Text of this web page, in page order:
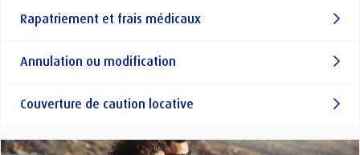
Rapatriement et frais médicaux
Annulation ou modification
Couverture de caution locative